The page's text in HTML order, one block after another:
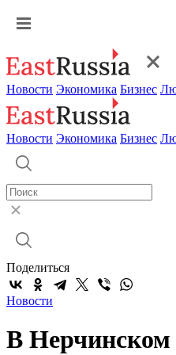
Новости Экономика Бизнес
Новости Экономика Бизнес
Поделиться
Новости
В Нерчинском